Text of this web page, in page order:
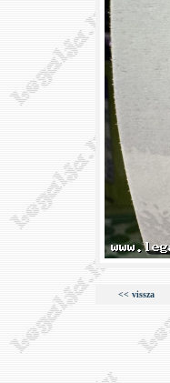
<< vissza